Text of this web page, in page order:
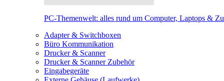
PC-Themenwelt: alles rund um Computer, Laptops &
Adapter & Switchboxen
Büro Kommunikation
Drucker & Scanner
Drucker & Scanner Zubehör
Eingabegeräte